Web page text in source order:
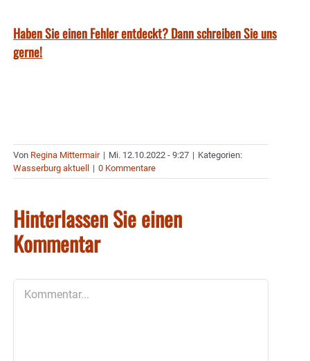
Haben Sie einen Fehler entdeckt? Dann schreiben Sie uns
gerne!
Von Regina Mittermair | Mi. 12.10.2022 - 9:27 | Kategorien:
Wasserburg aktuell
| 0 Kommentare
Hinterlassen Sie einen
Kommentar